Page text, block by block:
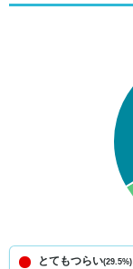
とてもつらい(29.5%)